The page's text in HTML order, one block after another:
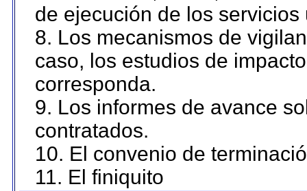
de ejecución de los servicios
8. Los mecanismos de
caso, los estudios de
corresponda.
9. Los informes de avance
contratados.
10. El convenio de
11. El finiquito